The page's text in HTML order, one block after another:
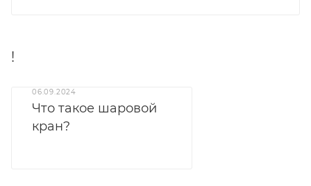
!
06.09.2024
Что такое шаровой
кран?